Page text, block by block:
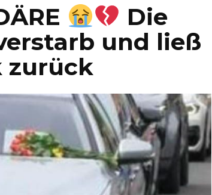
Die
und ließ
zurück